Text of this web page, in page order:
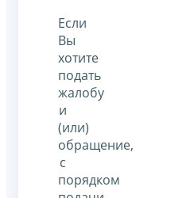
Если
Вы
хотите
подать
жалобу
и
(или)
обращение,
с
порядком